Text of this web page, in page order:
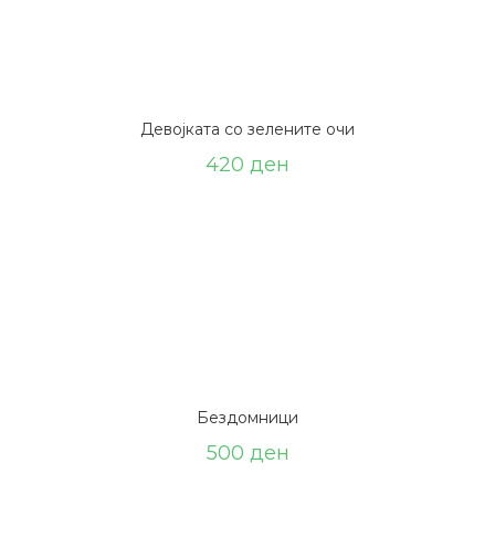
Девојката со зелените очи
420 ден
Бездомници
500 ден